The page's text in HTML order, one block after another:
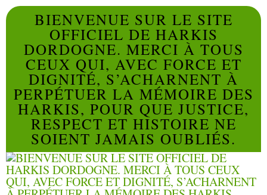
BIENVENUE SUR LE SITE
OFFICIEL DE HARKIS
DORDOGNE. MERCI À TOUS
CEUX QUI, AVEC FORCE ET
DIGNITÉ, S’ACHARNENT À
PERPÉTUER LA MÉMOIRE DES
HARKIS, POUR QUE JUSTICE,
RESPECT ET HISTOIRE NE
SOIENT JAMAIS OUBLIÉS.